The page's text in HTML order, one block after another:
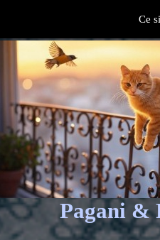
Ce
Pagani &